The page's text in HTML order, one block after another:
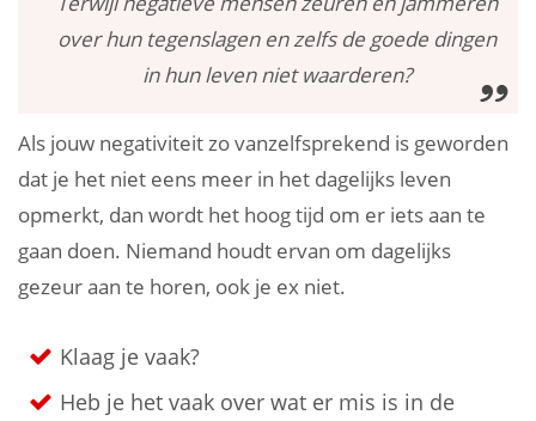
over hun tegenslagen en zelfs de goede dingen
in hun leven niet waarderen?
Als jouw negativiteit zo vanzelfsprekend is geworden
dat je het niet eens meer in het dagelijks leven
opmerkt, dan wordt het hoog tijd om er iets aan te
gaan doen. Niemand houdt ervan om dagelijks
gezeur aan te horen, ook je ex niet.
Klaag je vaak?
Heb je het vaak over wat er mis is in de